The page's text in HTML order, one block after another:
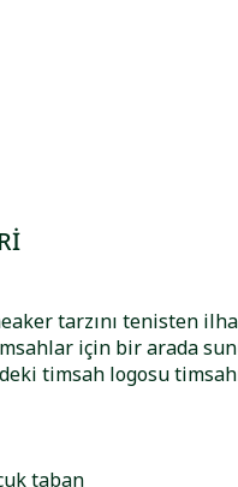
tarzını tenisten
için bir arada
timsah logosu
taban